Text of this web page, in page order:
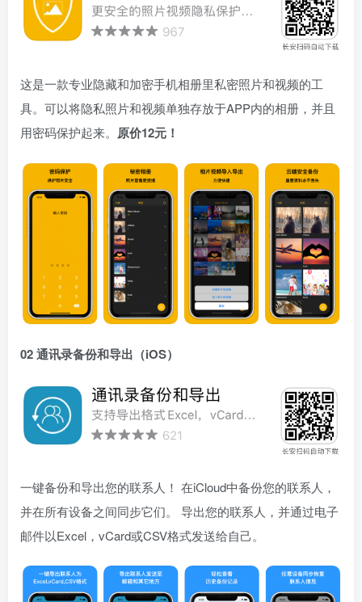
这是一款专业隐藏和加密手机相册里私密照片和视频的工
具。可以将隐私照片和视频单独存放于APP内的相册，并且
用密码保护起来。 原价12元！
02 通讯录备份和导出（iOS）
一键备份和导出您的联系人！ 在iCloud中备份您的联系人，
并在所有设备之间同步它们。 导出您的联系人，并通过电子
邮件以Excel，vCard或CSV格式发送给自己。